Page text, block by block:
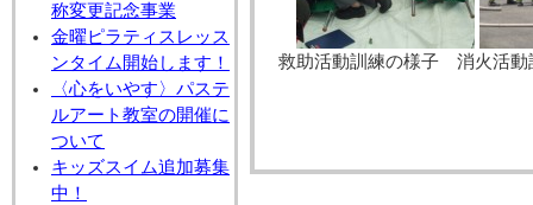
称変更記念事業
金曜ピラティスレッス
ンタイム開始します！
〈心をいやす〉パステ
ルアート教室の開催に
ついて
キッズスイム追加募集
中！
救助活動訓練の様子 消火活動